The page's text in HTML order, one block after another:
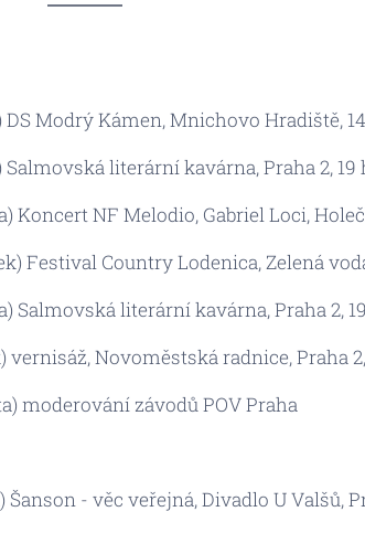
DS Modrý Kámen, Mnichovo Hradiště,
Salmovská literární kavárna, Praha 2, 19
Koncert NF Melodio, Gabriel Loci,
Festival Country Lodenica, Zelená
Salmovská literární kavárna, Praha 2,
vernisáž, Novoměstská radnice, Praha
moderování závodů POV Praha
Šanson - věc veřejná, Divadlo U Valšů,